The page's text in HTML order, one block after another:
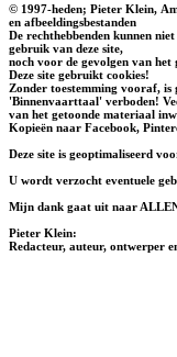
© 1997-heden; Pieter Klein,
en afbeeldingsbestanden
De rechthebbenden kunnen
gebruik van deze site,
noch voor de gevolgen van het
Deze site gebruikt cookies!
Zonder toestemming vooraf, is
'Binnenvaarttaal' verboden!
van het getoonde materiaal
Kopieën naar Facebook,
Deze site is geoptimaliseerd
U wordt verzocht eventuele
Mijn dank gaat uit naar
Pieter Klein:
Redacteur, auteur, ontwerper